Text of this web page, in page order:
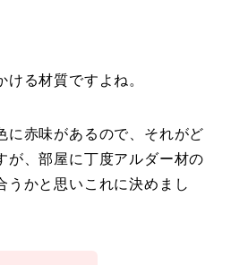
る材質ですよね。
に赤味があるので、それがど
、部屋に丁度アルダー材の
うかと思いこれに決めまし